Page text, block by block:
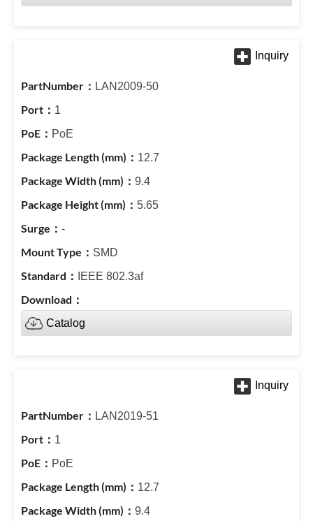
LAN2009-50
1
PoE
12.7
9.4
5.65
-
SMD
IEEE 802.3af
Catalog
LAN2019-51
1
PoE
12.7
9.4